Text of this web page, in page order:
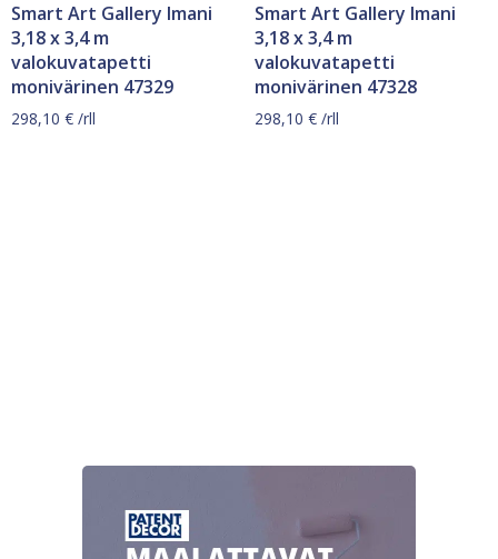
Smart Art Gallery Imani
3,18 x 3,4 m
valokuvatapetti
monivärinen 47329
298,10 € /rll
Smart Art Gallery Imani
3,18 x 3,4 m
valokuvatapetti
monivärinen 47328
298,10 € /rll